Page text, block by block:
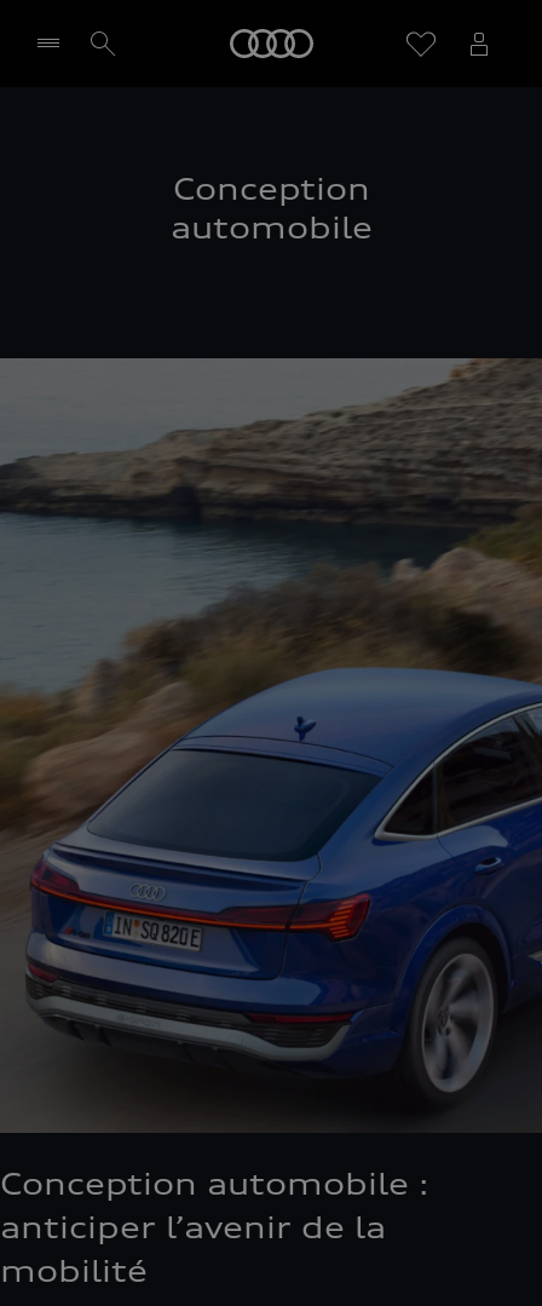
Conception
automobile
Conception automobile :
anticiper l’avenir de la
mobilité